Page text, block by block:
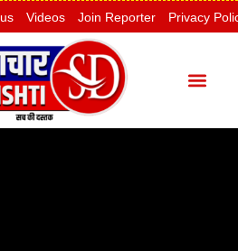
Videos Join Reporter Privacy